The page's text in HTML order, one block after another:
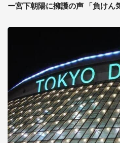
ー宮下朝陽に擁護の声 「負けん